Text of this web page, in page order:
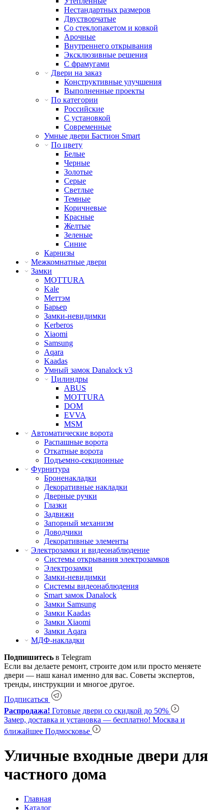
Нестандартных размеров
Двустворчатые
Со стеклопакетом и ковкой
Арочные
Внутреннего открывания
Эксклюзивные решения
С фрамугами
Двери на заказ
Конструктивные улучшения
Выполненные проекты
По категории
Российские
С установкой
Современные
Умные двери Бастион Smart
По цвету
Белые
Черные
Золотые
Серые
Светлые
Темные
Коричневые
Красные
Желтые
Зеленые
Синие
Карнизы
Межкомнатные двери
Замки
MOTTURA
Kale
Меттэм
Барьер
Замки-невидимки
Kerberos
Xiaomi
Samsung
Aqara
Kaadas
Умный замок Danalock v3
Цилиндры
ABUS
MOTTURA
DOM
EVVA
MSM
Автоматические ворота
Распашные ворота
Откатные ворота
Подъемно-секционные
Фурнитура
Броненакладки
Декоративные накладки
Дверные ручки
Глазки
Задвижи
Запорный механизм
Доводчики
Декоративные элементы
Электрозамки и видеонаблюдение
Системы открывания электрозамков
Электрозамки
Замки-невидимки
Системы видеонаблюдения
Smart замок Danalock
Замки Samsung
Замки Kaadas
Замки Xiaomi
Замки Aqara
МДФ-накладки
Подпишитесь в Telegram
Если вы делаете ремонт, строите дом или просто меняете
двери — наш канал именно для вас. Советы экспертов,
тренды, инструкции и многое другое.
Подписаться
Распродажа! Готовые двери со скидкой до 50%
Замер, доставка и установка — бесплатно! Москва и
ближайшее Подмосковье
Уличные входные двери для
частного дома
Главная
Каталог